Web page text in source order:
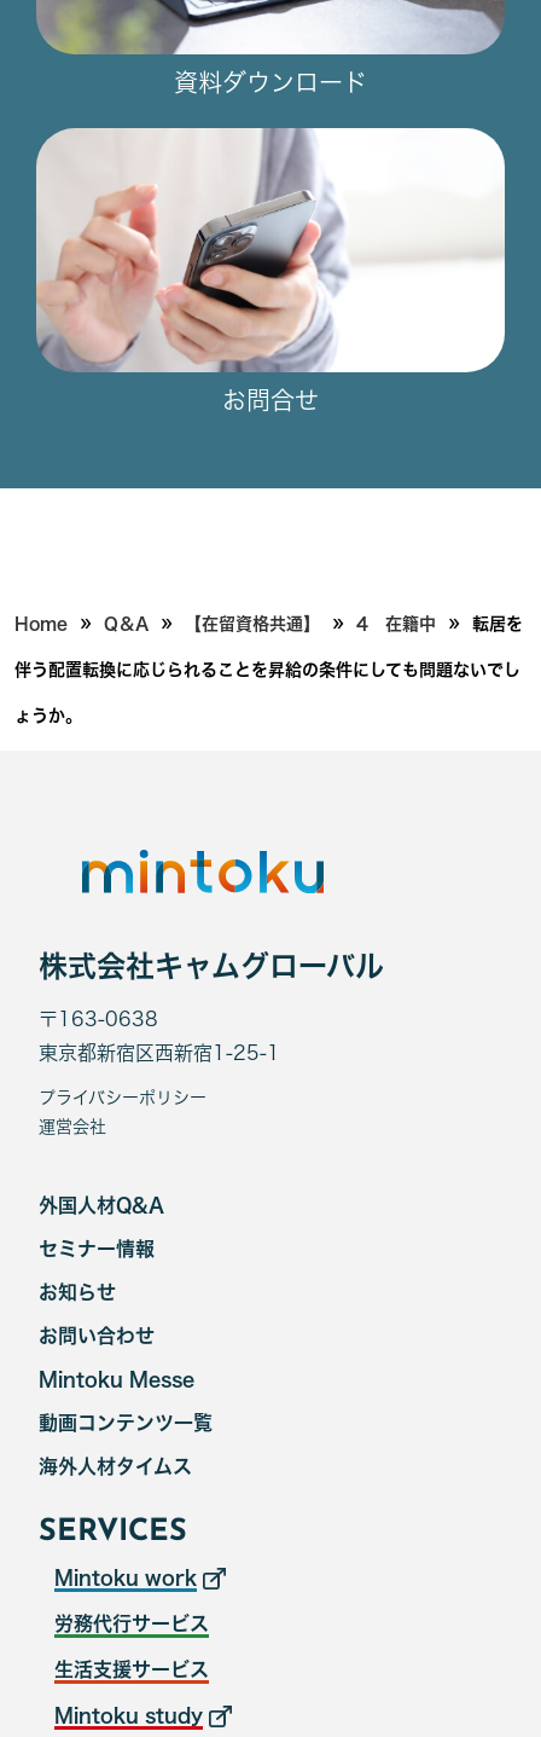
資料ダウンロード
お問合せ
Home » Q＆A » 【在留資格共通】 » 4 在籍中 » 転居を
伴う配置転換に応じられることを昇給の条件にしても問題ないでし
ょうか。
株式会社キャムグローバル
〒163-0638
東京都新宿区西新宿1-25-1
プライバシーポリシー
運営会社
外国人材Q&A
セミナー情報
お知らせ
お問い合わせ
Mintoku Messe
海外人材タイムス
動画コンテンツ一覧
SERVICES
Mintoku work
労務代行サービス
生活支援サービス
Mintoku study